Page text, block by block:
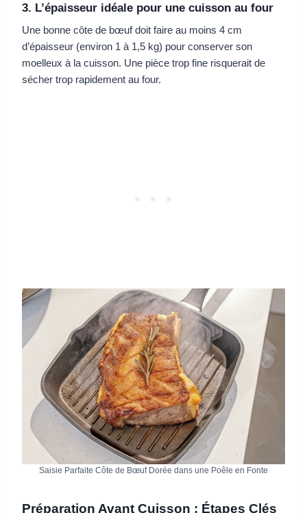
3. L’épaisseur idéale pour une cuisson au four
Une bonne côte de bœuf doit faire au moins 4 cm
d’épaisseur (environ 1 à 1,5 kg) pour conserver son
moelleux à la cuisson. Une pièce trop fine risquerait de
sécher trop rapidement au four.
Saisie Parfaite Côte de Bœuf Dorée dans une Poêle en Fonte
Préparation Avant Cuisson : Étapes Clés